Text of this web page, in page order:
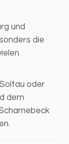
und
die
oder
dem